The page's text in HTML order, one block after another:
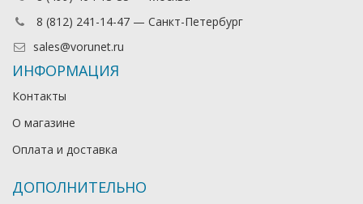
8 (812) 241-14-47 — Санкт-Петербург
sales@vorunet.ru
ИНФОРМАЦИЯ
Контакты
О магазине
Оплата и доставка
ДОПОЛНИТЕЛЬНО